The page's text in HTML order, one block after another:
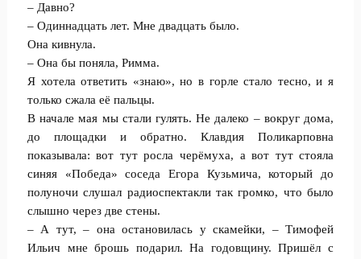
– Давно?
– Одиннадцать лет. Мне двадцать было.
Она кивнула.
– Она бы поняла, Римма.
Я хотела ответить «знаю», но в горле стало тесно, и я
только сжала её пальцы.
В начале мая мы стали гулять. Не далеко – вокруг дома,
до площадки и обратно. Клавдия Поликарповна
показывала: вот тут росла черёмуха, а вот тут стояла
синяя «Победа» соседа Егора Кузьмича, который до
полуночи слушал радиоспектакли так громко, что было
слышно через две стены.
– А тут, – она остановилась у скамейки, – Тимофей
Ильич мне брошь подарил. На годовщину. Пришёл с